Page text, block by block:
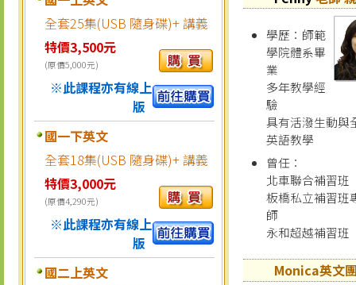
全套25集(USB 隨身碟)+ 講義
特價3,500元
(原價5,000元)
※此課程亦有線上
版
國一下英文
全套18集(USB 隨身碟)+ 講義
特價3,000元
(原價4,290元)
※此課程亦有線上
版
國二上英文
學歷：師範
學院體系畢
業
多年教學經
驗
具有活潑生動與
英語教學
曾任：
北車聯合補習班
板橋私立補習班
師
永和超越補習班
Monica英文